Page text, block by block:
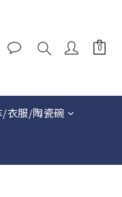
衣服/陶瓷碗